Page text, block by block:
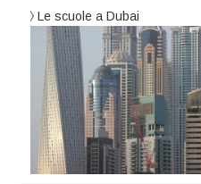
Le scuole a Dubai